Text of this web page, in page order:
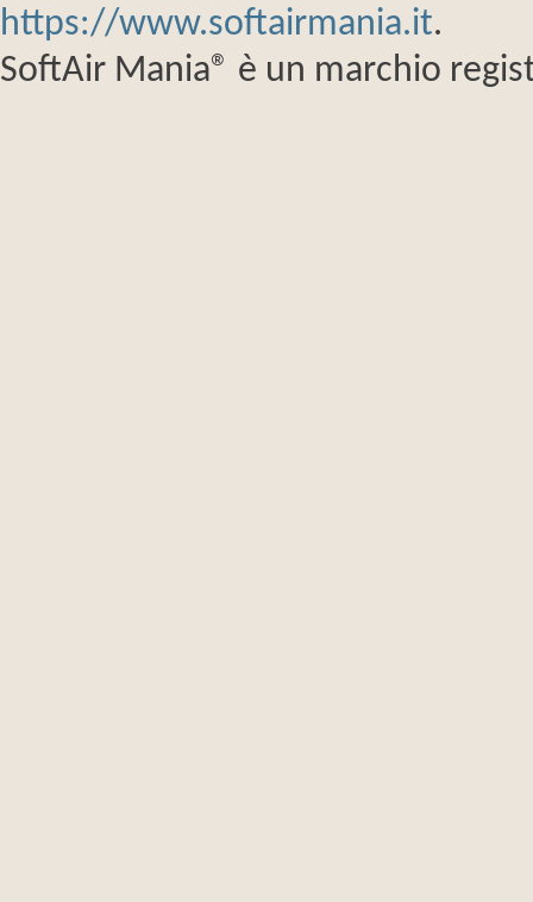
https://www.softairmania.it.
SoftAir Mania® è un marchio